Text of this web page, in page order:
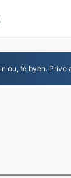
ou, fè byen. Prive